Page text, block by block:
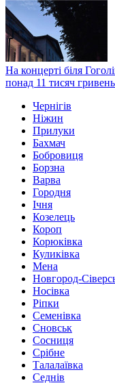
На концерті біля
понад 11 тисяч
Чернігів
Ніжин
Прилуки
Бахмач
Бобровиця
Борзна
Варва
Городня
Ічня
Козелець
Короп
Корюківка
Куликівка
Мена
Новгород-
Носівка
Ріпки
Семенівка
Сновськ
Сосниця
Срібне
Талалаївка
Седнів